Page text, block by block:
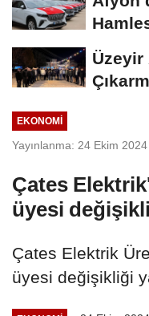
Üzeyir
EKONOMI
Yayınlanma: 24 Ekim
Çates
üyesi
Çates Elektrik
üyesi değişikliği